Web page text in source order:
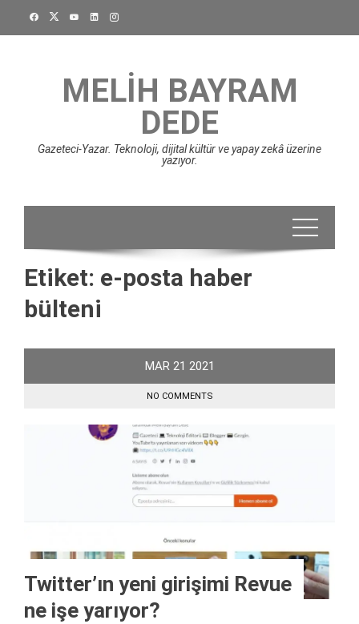
MELIH BAYRAM
DEDE
Gazeteci-Yazar. Teknoloji, dijital kültür ve yapay zekâ üzerine
yazıyor.
Etiket: e-posta haber
bülteni
MAR 21 2021
NO COMMENTS
Twitter’ın yeni girişimi Revue
ne işe yarıyor?